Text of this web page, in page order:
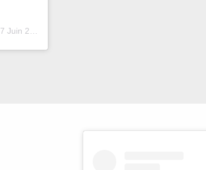
7 Juin 2020 à 12 :28 PDT